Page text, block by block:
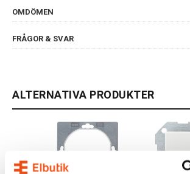
OMDÖMEN
FRÅGOR & SVAR
ALTERNATIVA PRODUKTER